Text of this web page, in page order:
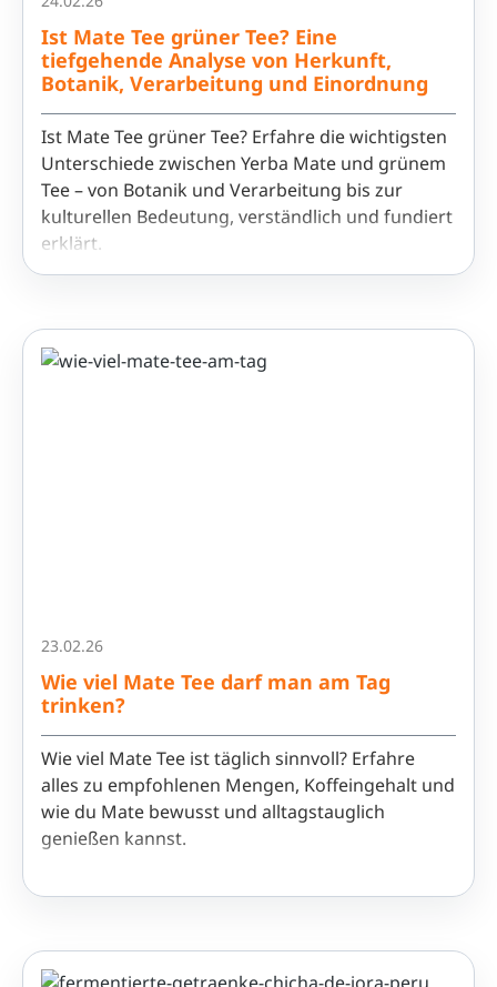
Ist Mate Tee grüner Tee? Eine
tiefgehende Analyse von Herkunft,
Botanik, Verarbeitung und Einordnung
Ist Mate Tee grüner Tee? Erfahre die wichtigsten
Unterschiede zwischen Yerba Mate und grünem
Tee – von Botanik und Verarbeitung bis zur
kulturellen Bedeutung, verständlich und fundiert
erklärt.
23.02.26
Wie viel Mate Tee darf man am Tag
trinken?
Wie viel Mate Tee ist täglich sinnvoll? Erfahre
alles zu empfohlenen Mengen, Koffeingehalt und
wie du Mate bewusst und alltagstauglich
genießen kannst.